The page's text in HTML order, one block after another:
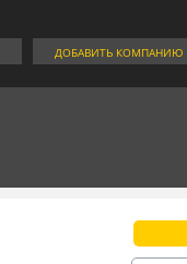
ДОБАВИТЬ КОМПАНИЮ